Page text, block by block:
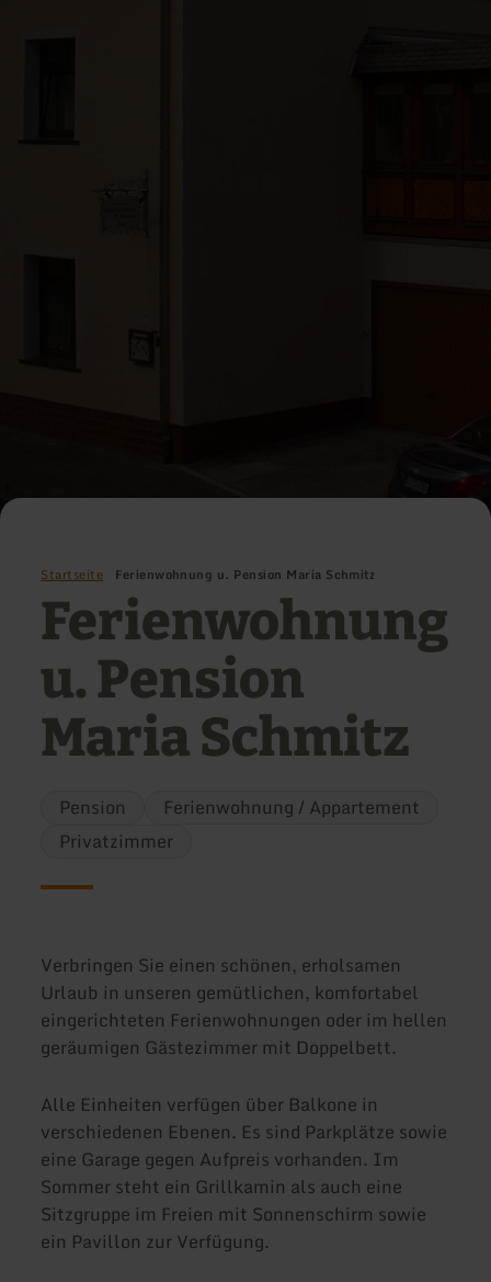
Startseite Ferienwohnung u. Pension Maria Schmitz
Ferienwohnung
u. Pension
Maria Schmitz
Pension
Ferienwohnung / Appartement
Privatzimmer
Verbringen Sie einen schönen, erholsamen
Urlaub in unseren gemütlichen, komfortabel
eingerichteten Ferienwohnungen oder im hellen
geräumigen Gästezimmer mit Doppelbett.
Alle Einheiten verfügen über Balkone in
verschiedenen Ebenen. Es sind Parkplätze sowie
eine Garage gegen Aufpreis vorhanden. Im
Sommer steht ein Grillkamin als auch eine
Sitzgruppe im Freien mit Sonnenschirm sowie
ein Pavillon zur Verfügung.